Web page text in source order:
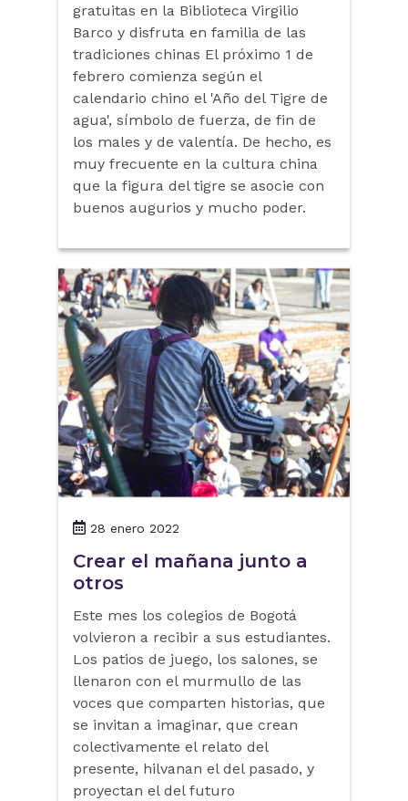
gratuitas en la Biblioteca Virgilio
Barco y disfruta en familia de las
tradiciones chinas El próximo 1 de
febrero comienza según el
calendario chino el 'Año del Tigre de
agua', símbolo de fuerza, de fin de
los males y de valentía. De hecho, es
muy frecuente en la cultura china
que la figura del tigre se asocie con
buenos augurios y mucho poder.
28 enero 2022
Crear el mañana junto a
otros
Este mes los colegios de Bogotá
volvieron a recibir a sus estudiantes.
Los patios de juego, los salones, se
llenaron con el murmullo de las
voces que comparten historias, que
se invitan a imaginar, que crean
colectivamente el relato del
presente, hilvanan el del pasado, y
proyectan el del futuro